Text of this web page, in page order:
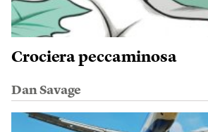
Crociera peccaminosa
Dan Savage